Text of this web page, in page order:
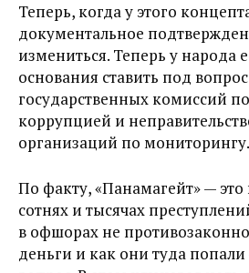
Теперь, когда у этого
документальное
измениться. Теперь у народа
основания ставить под
государственных комиссий
коррупцией и
организаций по мониторингу.
По факту, «Панамагейт» — это
сотнях и тысячах
в офшорах не
деньги и как они туда